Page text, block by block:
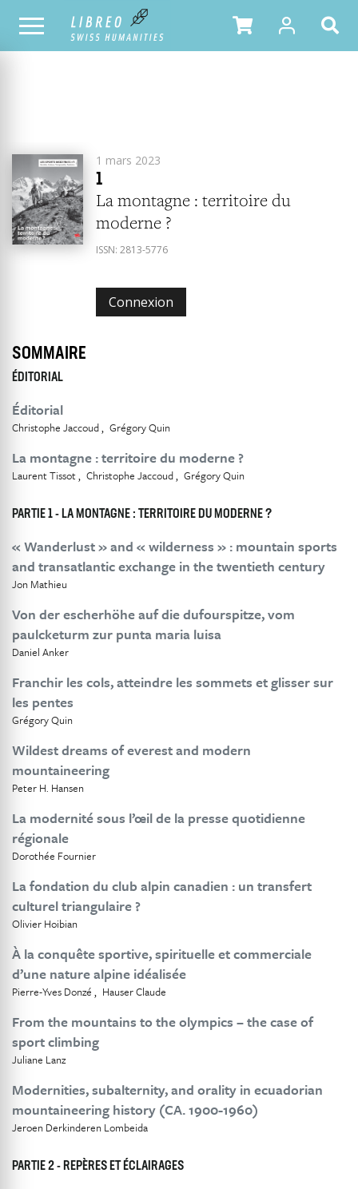
TOUS LES NUMÉROS ANNÉE
1 mars 2023
1
La montagne : territoire du
moderne ?
ISSN: 2813-5776
Connexion
SOMMAIRE
ÉDITORIAL
Éditorial
Christophe Jaccoud Grégory Quin
La montagne : territoire du moderne ?
Laurent Tissot Christophe Jaccoud Grégory Quin
PARTIE 1 - LA MONTAGNE : TERRITOIRE DU MODERNE ?
« Wanderlust » and « wilderness » : mountain sports
and transatlantic exchange in the twentieth century
Jon Mathieu
Von der escherhöhe auf die dufourspitze, vom
paulcketurm zur punta maria luisa
Daniel Anker
Franchir les cols, atteindre les sommets et glisser sur
les pentes
Grégory Quin
Wildest dreams of everest and modern
mountaineering
Peter H. Hansen
La modernité sous l’œil de la presse quotidienne
régionale
Dorothée Fournier
La fondation du club alpin canadien : un transfert
culturel triangulaire ?
Olivier Hoibian
À la conquête sportive, spirituelle et commerciale
d’une nature alpine idéalisée
Pierre-Yves Donzé Hauser Claude
From the mountains to the olympics – the case of
sport climbing
Juliane Lanz
Modernities, subalternity, and orality in ecuadorian
mountaineering history (CA. 1900-1960)
Jeroen Derkinderen Lombeida
PARTIE 2 - REPÈRES ET ÉCLAIRAGES